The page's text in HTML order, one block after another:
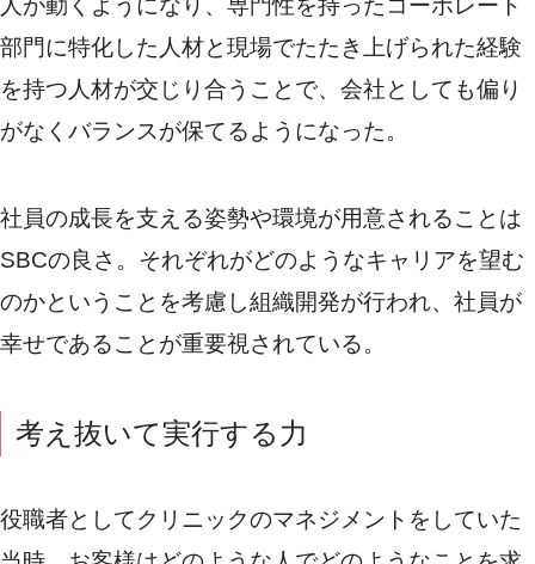
人が動くようになり、専門性を持ったコーポレート
部門に特化した人材と現場でたたき上げられた経験
を持つ人材が交じり合うことで、会社としても偏り
がなくバランスが保てるようになった。
社員の成長を支える姿勢や環境が用意されることは
SBCの良さ。それぞれがどのようなキャリアを望む
のかということを考慮し組織開発が行われ、社員が
幸せであることが重要視されている。
考え抜いて実行する力
役職者としてクリニックのマネジメントをしていた